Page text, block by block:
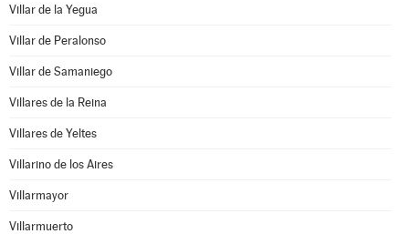
Villar de la Yegua
Villar de Peralonso
Villar de Samaniego
Villares de la Reina
Villares de Yeltes
Villarino de los Aires
Villarmayor
Villarmuerto